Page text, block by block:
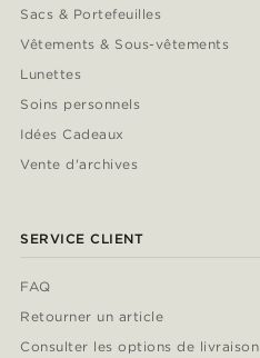
Sacs & Portefeuilles
Vêtements & Sous-vêtements
Lunettes
Soins personnels
Idées Cadeaux
Vente d'archives
SERVICE CLIENT
FAQ
Retourner un article
Consulter les options de livraison